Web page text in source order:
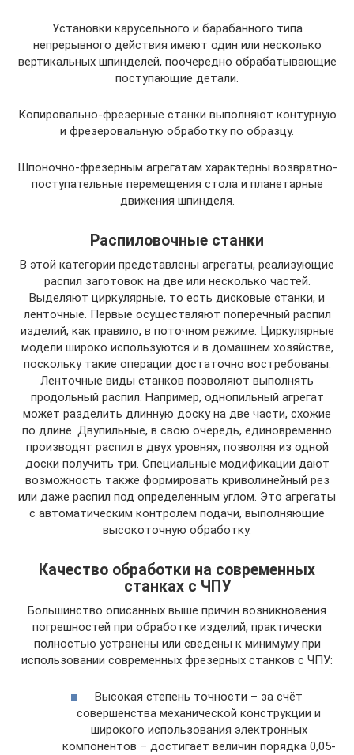
Установки карусельного и барабанного типа
непрерывного действия имеют один или несколько
вертикальных шпинделей, поочередно обрабатывающие
поступающие детали.
Копировально-фрезерные станки выполняют контурную
и фрезеровальную обработку по образцу.
Шпоночно-фрезерным агрегатам характерны возвратно-
поступательные перемещения стола и планетарные
движения шпинделя.
Распиловочные станки
В этой категории представлены агрегаты, реализующие
распил заготовок на две или несколько частей.
Выделяют циркулярные, то есть дисковые станки, и
ленточные. Первые осуществляют поперечный распил
изделий, как правило, в поточном режиме. Циркулярные
модели широко используются и в домашнем хозяйстве,
поскольку такие операции достаточно востребованы.
Ленточные виды станков позволяют выполнять
продольный распил. Например, однопильный агрегат
может разделить длинную доску на две части, схожие
по длине. Двупильные, в свою очередь, единовременно
производят распил в двух уровнях, позволяя из одной
доски получить три. Специальные модификации дают
возможность также формировать криволинейный рез
или даже распил под определенным углом. Это агрегаты
с автоматическим контролем подачи, выполняющие
высокоточную обработку.
Качество обработки на современных
станках с ЧПУ
Большинство описанных выше причин возникновения
погрешностей при обработке изделий, практически
полностью устранены или сведены к минимуму при
использовании современных фрезерных станков с ЧПУ:
Высокая степень точности – за счёт
совершенства механической конструкции и
широкого использования электронных
компонентов – достигает величин порядка 0,05-